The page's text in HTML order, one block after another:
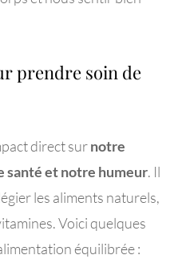
prendre soin de
direct surnotre
santé et notre humeur. Il
les aliments naturels,
Voici quelques
équilibrée :